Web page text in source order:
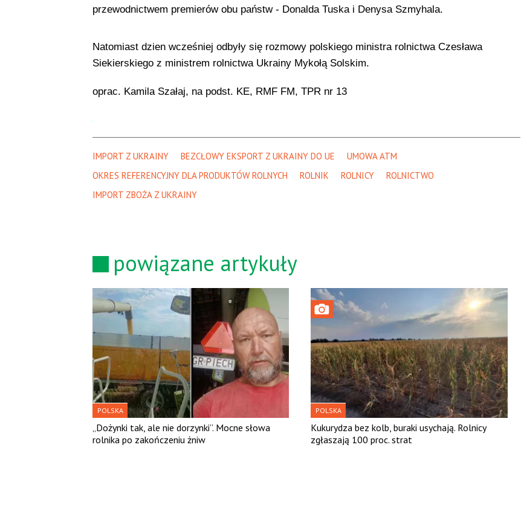
przewodnictwem premierów obu państw - Donalda Tuska i Denysa Szmyhala.
Natomiast dzien wcześniej odbyły się rozmowy polskiego ministra rolnictwa Czesława
Siekierskiego z ministrem rolnictwa Ukrainy Mykołą Solskim.
oprac. Kamila Szałaj, na podst. KE, RMF FM, TPR nr 13
IMPORT Z UKRAINY BEZCŁOWY EKSPORT Z UKRAINY DO UE
UMOWA ATM
OKRES REFERENCYJNY DLA PRODUKTÓW ROLNYCH
ROLNIK ROLNICY
ROLNICTWO
IMPORT ZBOŻA Z UKRAINY
powiązane artykuły
POLSKA
„Dożynki tak, ale nie dorzynki”. Mocne słowa
rolnika po zakończeniu żniw
POLSKA
Kukurydza bez kolb, buraki usychają. Rolnicy
zgłaszają 100 proc. strat